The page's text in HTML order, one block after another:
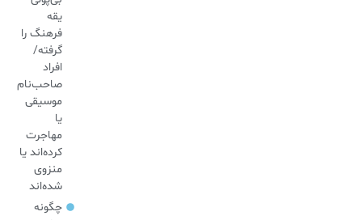
یقه
فرهنگ را
گرفته/
افراد
صاحب‌نام
موسیقی
یا
مهاجرت
کرده‌اند یا
منزوی
شده‌اند
چگونه